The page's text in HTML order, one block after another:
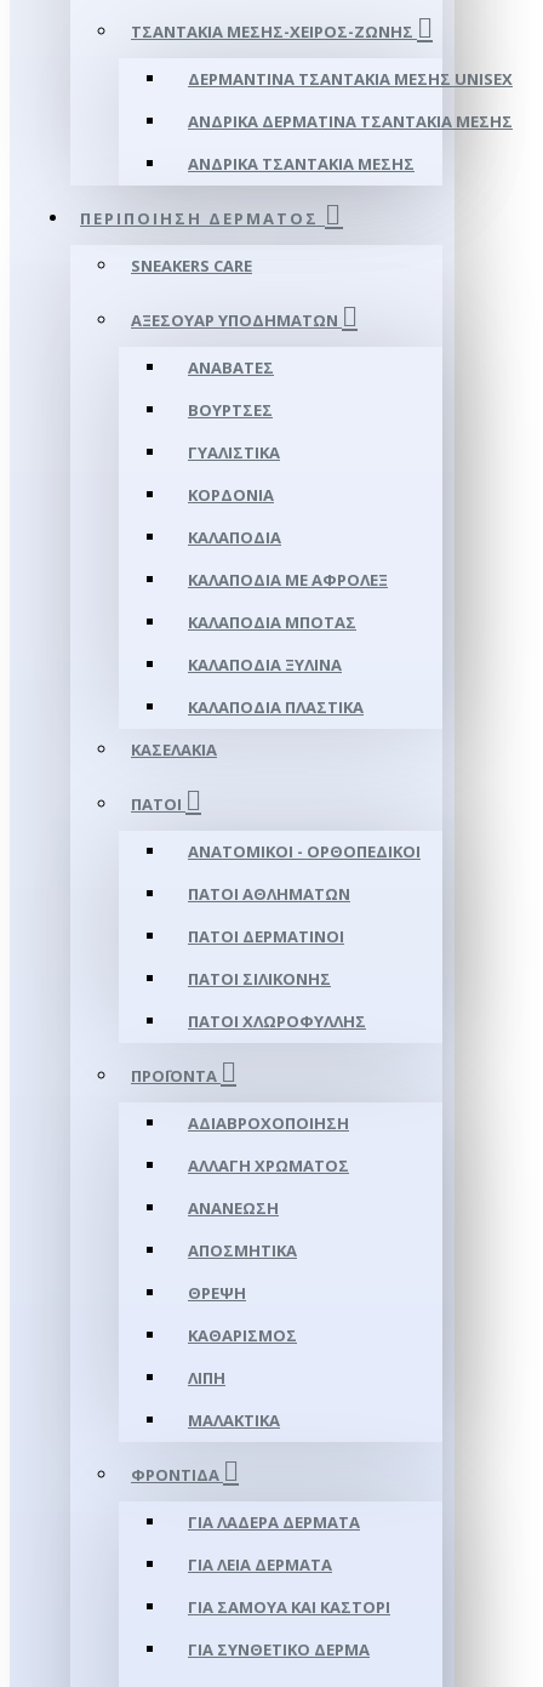
ΤΣΑΝΤΆΚΙΑ ΜΈΣΗΣ-ΧΕΙΡΌΣ-ΖΏΝΗΣ
ΔΕΡΜΆΝΤΙΝΑ ΤΣΑΝΤΆΚΙΑ ΜΈΣΗΣ UNISEX
ΑΝΔΡΙΚΆ ΔΕΡΜΆΤΙΝΑ ΤΣΑΝΤΆΚΙΑ ΜΈΣΗΣ
ΑΝΔΡΙΚΆ ΤΣΑΝΤΆΚΙΑ ΜΈΣΗΣ
ΠΕΡΙΠΟΊΗΣΗ ΔΈΡΜΑΤΟΣ
SNEAKERS CARE
ΑΞΕΣΟΥΑΡ ΥΠΟΔΗΜΆΤΩΝ
ΑΝΑΒΆΤΕΣ
ΒΟΎΡΤΣΕΣ
ΓΥΑΛΙΣΤΙΚΆ
ΚΟΡΔΌΝΙΑ
ΚΑΛΑΠΌΔΙΑ
ΚΑΛΑΠΌΔΙΑ ΜΕ ΑΦΡΟΛΕΞ
ΚΑΛΑΠΌΔΙΑ ΜΠΌΤΑΣ
ΚΑΛΑΠΌΔΙΑ ΞΎΛΙΝΑ
ΚΑΛΑΠΌΔΙΑ ΠΛΑΣΤΙΚΆ
ΚΑΣΕΛΆΚΙΑ
ΠΆΤΟΙ
ΑΝΑΤΟΜΙΚΟΊ - ΟΡΘΟΠΕΔΙΚΟΊ
ΠΆΤΟΙ ΑΘΛΗΜΆΤΩΝ
ΠΆΤΟΙ ΔΕΡΜΆΤΙΝΟΙ
ΠΆΤΟΙ ΣΙΛΙΚΌΝΗΣ
ΠΆΤΟΙ ΧΛΩΡΟΦΎΛΛΗΣ
ΠΡΟΪΌΝΤΑ
ΑΔΙΑΒΡΟΧΟΠΟΊΗΣΗ
ΑΛΛΑΓΉ ΧΡΏΜΑΤΟΣ
ΑΝΑΝΈΩΣΗ
ΑΠΟΣΜΗΤΙΚΆ
ΘΡΈΨΗ
ΚΑΘΑΡΙΣΜΌΣ
ΛΊΠΗ
ΜΑΛΑΚΤΙΚΆ
ΦΡΟΝΤΊΔΑ
ΓΙΑ ΛΑΔΕΡΆ ΔΈΡΜΑΤΑ
ΓΙΑ ΛΕΊΑ ΔΈΡΜΑΤΑ
ΓΙΑ ΣΑΜΟΥΑ ΚΑΙ ΚΑΣΤΌΡΙ
ΓΙΑ ΣΥΝΘΕΤΙΚΌ ΔΈΡΜΑ